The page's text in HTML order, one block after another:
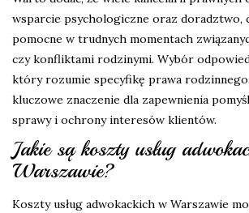
wsparcie psychologiczne oraz doradztwo,
pomocne w trudnych momentach
czy konfliktami rodzinymi. Wybór
który rozumie specyfikę prawa
kluczowe znaczenie dla zapewnienia
sprawy i ochrony interesów klientów.
Jakie są koszty usług
Warszawie?
Koszty usług adwokackich w Warszawie